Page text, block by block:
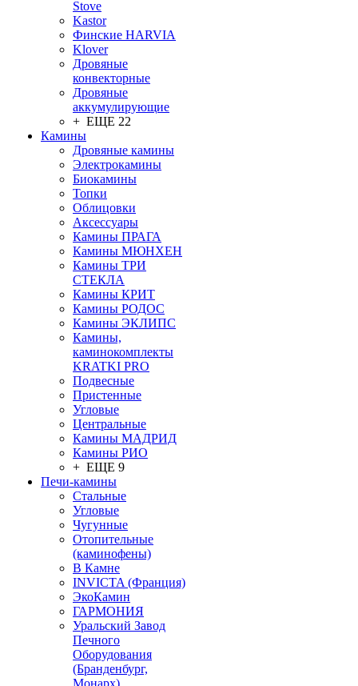
Stove
Kastor
Финские HARVIA
Klover
Дровяные
конвекторные
Дровяные
аккумулирующие
+ ЕЩЕ 22
Камины
Дровяные камины
Электрокамины
Биокамины
Топки
Облицовки
Аксессуары
Камины ПРАГА
Камины МЮНХЕН
Камины ТРИ
СТЕКЛА
Камины КРИТ
Камины РОДОС
Камины ЭКЛИПС
Камины,
каминокомплекты
KRATKI PRO
Подвесные
Пристенные
Угловые
Центральные
Камины МАДРИД
Камины РИО
+ ЕЩЕ 9
Печи-камины
Стальные
Угловые
Чугунные
Отопительные
(каминофены)
В Камне
INVICTA (Франция)
ЭкоКамин
ГАРМОНИЯ
Уральский Завод
Печного
Оборудования
(Бранденбург,
Монарх)